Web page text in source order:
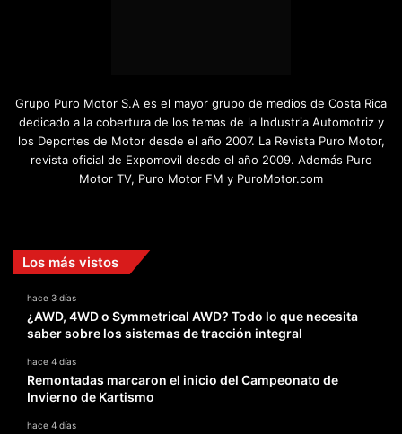
Grupo Puro Motor S.A es el mayor grupo de medios de Costa Rica
dedicado a la cobertura de los temas de la Industria Automotriz y
los Deportes de Motor desde el año 2007. La Revista Puro Motor,
revista oficial de Expomovil desde el año 2009. Además Puro
Motor TV, Puro Motor FM y PuroMotor.com
Los más vistos
hace 3 días
¿AWD, 4WD o Symmetrical AWD? Todo lo que necesita
saber sobre los sistemas de tracción integral
hace 4 días
Remontadas marcaron el inicio del Campeonato de
Invierno de Kartismo
hace 4 días